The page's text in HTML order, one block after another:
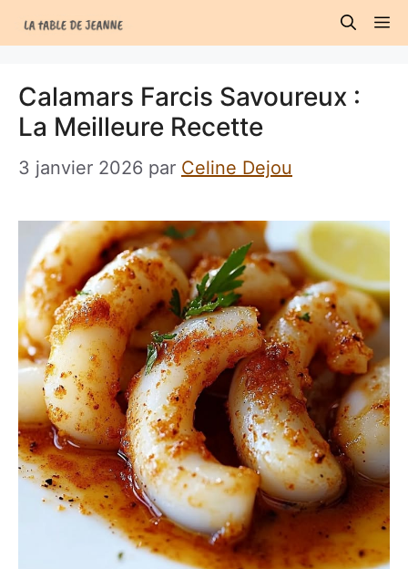
au
Calamars Farcis Savoureux :
La Meilleure Recette
3 janvier 2026 par Celine Dejou